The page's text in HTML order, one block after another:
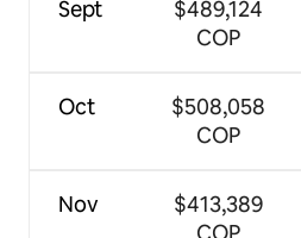
Sept
Oct
Nov
$489,124
COP
$508,058
COP
$413,389
COP